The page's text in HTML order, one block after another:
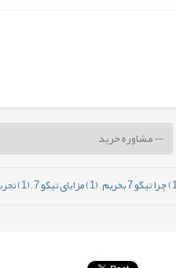
,(1) مزایای تیگو 7 ,(1) تجربه مالک تیگو 7